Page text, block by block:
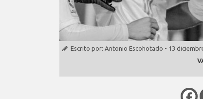
Escrito por: Antonio Escohotado - 13